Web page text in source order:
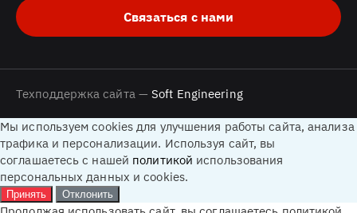
Связаться с нами
Техподдержка сайта —Soft Engineering
Мы используем cookies для улучшения работы сайта, анализа
трафика и персонализации. Используя сайт, вы
соглашаетесь с нашей политикой использования
персональных данных и cookies.
Принять Отклонить